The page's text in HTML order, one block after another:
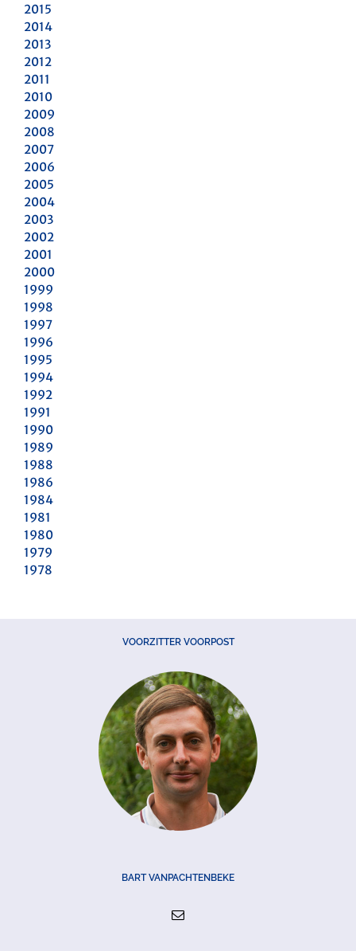
2015
2014
2013
2012
2011
2010
2009
2008
2007
2006
2005
2004
2003
2002
2001
2000
1999
1998
1997
1996
1995
1994
1992
1991
1990
1989
1988
1986
1984
1981
1980
1979
1978
VOORZITTER VOORPOST
BART VANPACHTENBEKE